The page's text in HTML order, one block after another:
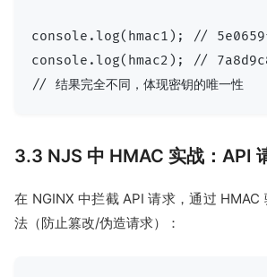
console.log(hmac1); //
console.log(hmac2); //
3.3 NJS 中 HMAC 实战：API
在 NGINX 中拦截 API 请求，通过 HMAC
法（防止篡改/伪造请求）：